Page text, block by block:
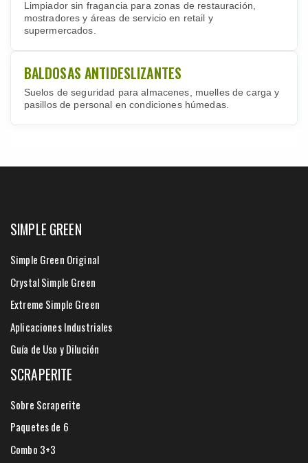
Limpiador sin fragancia para zonas de restauración,
mostradores y áreas de servicio en retail y
supermercados.
BALDOSAS ANTIDESLIZANTES
Suelos de seguridad para almacenes, muelles de carga y
pasillos de personal en condiciones húmedas.
SIMPLE GREEN
Simple Green Original
Crystal Simple Green
Extreme Simple Green
Aplicaciones Industriales
Guía de Uso y Dilución
SCRAPERITE
Sobre Scraperite
Paquetes de 6
Combo 3+3